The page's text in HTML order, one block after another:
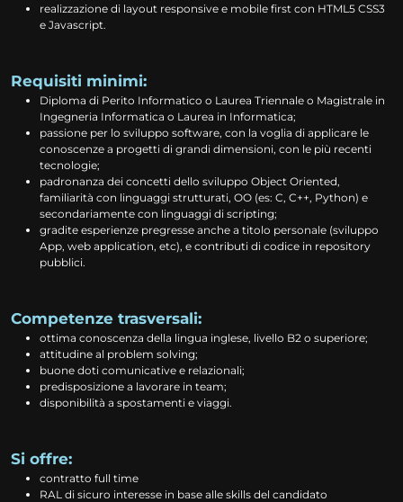
realizzazione di layout responsive e mobile first con HTML5 CSS3
e Javascript.
Requisiti minimi:
Diploma di Perito Informatico o Laurea Triennale o Magistrale in
Ingegneria Informatica o Laurea in Informatica;
passione per lo sviluppo software, con la voglia di applicare le
conoscenze a progetti di grandi dimensioni, con le più recenti
tecnologie;
padronanza dei concetti dello sviluppo Object Oriented,
familiarità con linguaggi strutturati, OO (es: C, C++, Python) e
secondariamente con linguaggi di scripting;
gradite esperienze pregresse anche a titolo personale (sviluppo
App, web application, etc), e contributi di codice in repository
pubblici.
Competenze trasversali:
ottima conoscenza della lingua inglese, livello B2 o superiore;
attitudine al problem solving;
buone doti comunicative e relazionali;
predisposizione a lavorare in team;
disponibilità a spostamenti e viaggi.
Si offre:
contratto full time
RAL di sicuro interesse in base alle skills del candidato